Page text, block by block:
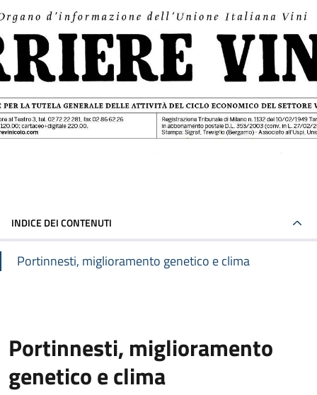
INDICE DEI CONTENUTI
Portinnesti, miglioramento genetico e clima
Portinnesti, miglioramento
genetico e clima